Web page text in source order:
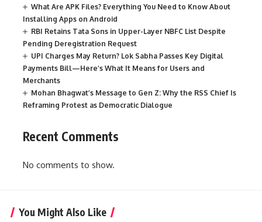
What Are APK Files? Everything You Need to Know About
Installing Apps on Android
RBI Retains Tata Sons in Upper-Layer NBFC List Despite
Pending Deregistration Request
UPI Charges May Return? Lok Sabha Passes Key Digital
Payments Bill—Here’s What It Means for Users and
Merchants
Mohan Bhagwat’s Message to Gen Z: Why the RSS Chief Is
Reframing Protest as Democratic Dialogue
Recent Comments
No comments to show.
You Might Also Like